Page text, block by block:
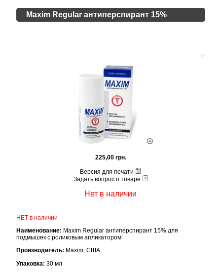
Maxim Regular антиперспирант 15%
225,00 грн.
Версия для печати
Задать вопрос о товаре
Нет в наличии
НЕТ в наличии
Наименование: Maxim Regular антиперспирант 15% для
подмышек с роликовым апликатором
Производитель: Maxim, США
Упаковка: 30 мл